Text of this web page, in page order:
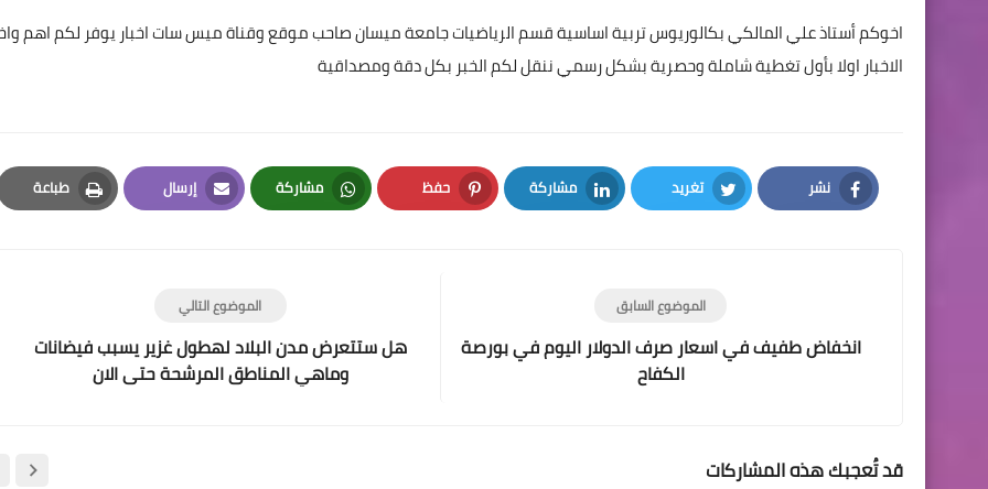
اخوكم أستاذ علي المالكي بكالوريوس تربية اساسية قسم الرياضيات جامعة ميسان صاحب موقع وقناة ميس سات اخبار يوفر لكم اهم
الاخبار اولا بأول تغطية شاملة وحصرية بشكل رسمي ننقل لكم الخبر بكل دقة ومصداقية
نشر
Facebook
تغريد
Twitter
مشاركة
LinkedIn
حفظ
Pinterest
مشاركة
Whatsapp
إرسال
Email
طباعة
Print
الموضوع التالي
هل ستتعرض مدن البلاد لهطول غزير يسبب فيضانات
وماهي المناطق المرشحة حتى الان
الموضوع السابق
انخفاض طفيف في اسعار صرف الدولار اليوم في بورصة
الكفاح
قد تُعجبك هذه المشاركات
علي المالكي
20 سبتمبر 2023